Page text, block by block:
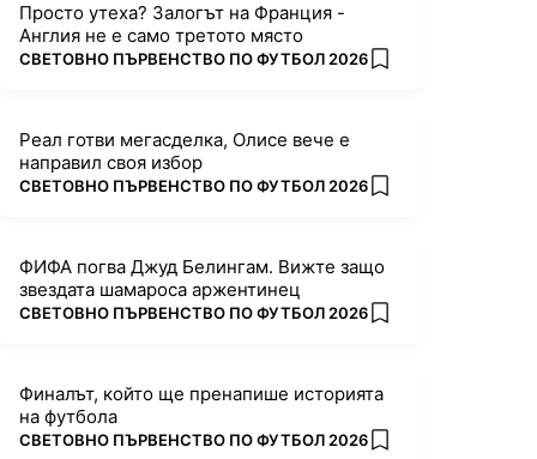
Просто утеха? Залогът на Франция -
Англия не е само третото място
ПОВЕЧЕ ОТ
СВЕТОВНО ПЪРВЕНСТВО ПО ФУТБОЛ 2026 add favorites
Реал готви мегасделка, Олисе вече е
направил своя избор
ПОВЕЧЕ ОТ
СВЕТОВНО ПЪРВЕНСТВО ПО ФУТБОЛ 2026 add favorites
ФИФА погва Джуд Белингам. Вижте защо
звездата шамароса аржентинец
ПОВЕЧЕ ОТ
СВЕТОВНО ПЪРВЕНСТВО ПО ФУТБОЛ 2026 add favorites
Финалът, който ще пренапише историята
на футбола
ПОВЕЧЕ ОТ
СВЕТОВНО ПЪРВЕНСТВО ПО ФУТБОЛ 2026 add favorites